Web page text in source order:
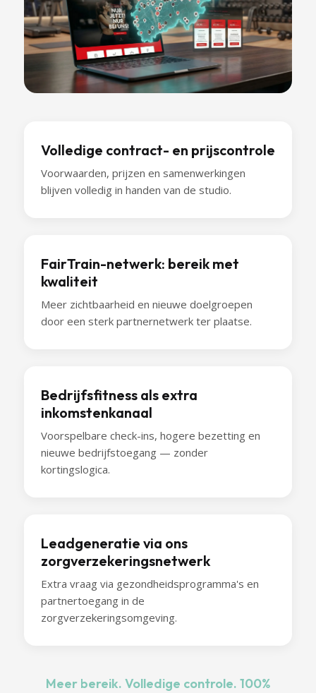
Volledige contract- en prijscontrole
Voorwaarden, prijzen en samenwerkingen
blijven volledig in handen van de studio.
FairTrain-netwerk: bereik met
kwaliteit
Meer zichtbaarheid en nieuwe doelgroepen
door een sterk partnernetwerk ter plaatse.
Bedrijfsfitness als extra
inkomstenkanaal
Voorspelbare check-ins, hogere bezetting en
nieuwe bedrijfstoegang — zonder
kortingslogica.
Leadgeneratie via ons
zorgverzekeringsnetwerk
Extra vraag via gezondheidsprogramma's en
partnertoegang in de
zorgverzekeringsomgeving.
Meer bereik. Volledige controle. 100%